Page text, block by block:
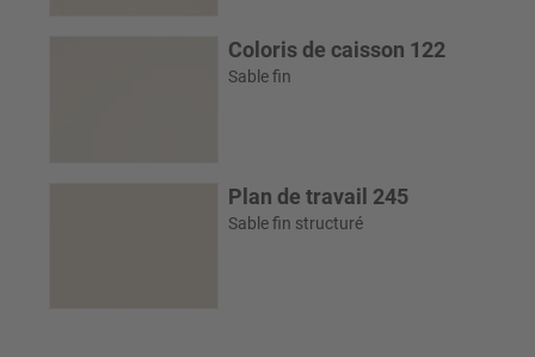
Coloris de caisson 122
Sable fin
Plan de travail 245
Sable fin structuré